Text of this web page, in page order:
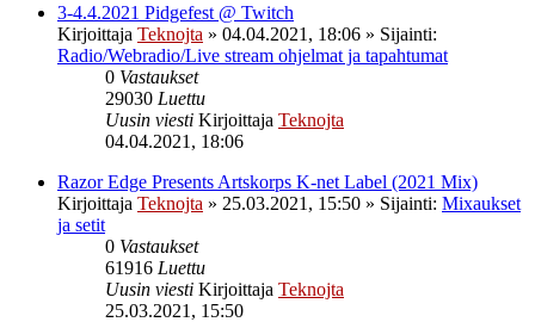
3-4.4.2021 Pidgefest @ Twitch
Kirjoittaja Teknojta » 04.04.2021, 18:06 » Sijainti:
Radio/Webradio/Live stream ohjelmat ja tapahtumat
0 Vastaukset
29030 Luettu
Uusin viesti Kirjoittaja Teknojta
04.04.2021, 18:06
Razor Edge Presents Artskorps K-net Label (2021 Mix)
Kirjoittaja Teknojta » 25.03.2021, 15:50 » Sijainti: Mixaukset
ja setit
0 Vastaukset
61916 Luettu
Uusin viesti Kirjoittaja Teknojta
25.03.2021, 15:50